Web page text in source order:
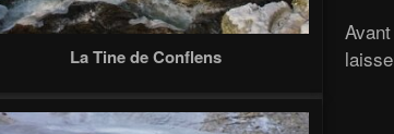
La Tine de Conflens